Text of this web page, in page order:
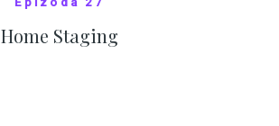
Home Staging